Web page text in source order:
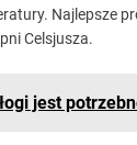
Najlepsze
Celsjusza.
jest